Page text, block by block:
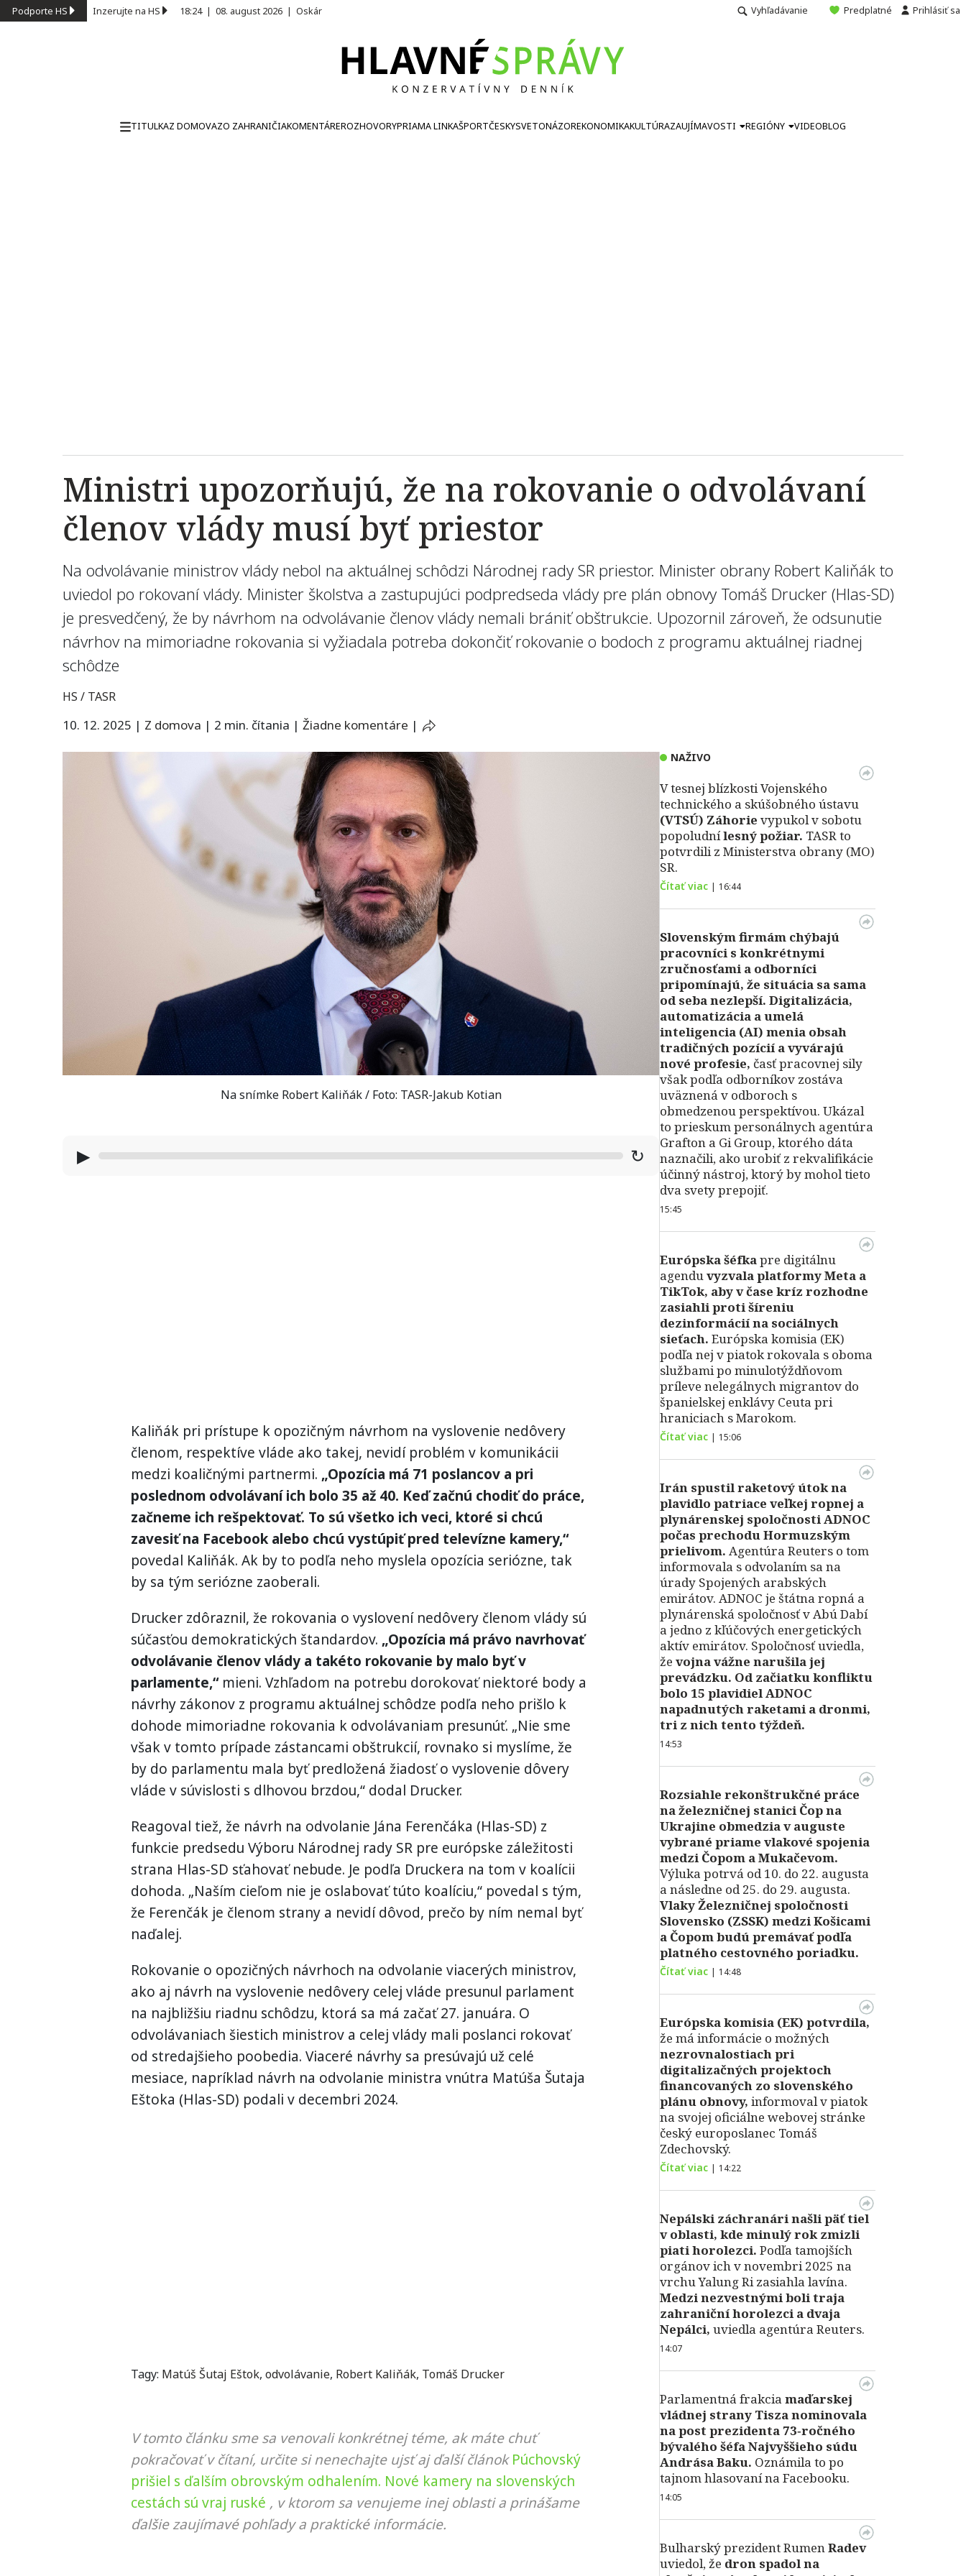
Podporte HS Inzerujte na HS 18:24| 08. august 2026 | Oskár Vyhľadávanie Predplatné Prihlásiť sa
TITULKAZ DOMOVAZO ZAHRANIČIAKOMENTÁREROZHOVORYPRIAMA LINKAŠPORTČESKYSVETONÁZOREKONOMIKAKULTÚRAZAUJÍMAVOSTI REGIÓNY VIDEOBLOG
Ministri upozorňujú, že na rokovanie o odvolávaní
členov vlády musí byť priestor
Na odvolávanie ministrov vlády nebol na aktuálnej schôdzi Národnej rady SR priestor. Minister obrany Robert Kaliňák to
uviedol po rokovaní vlády. Minister školstva a zastupujúci podpredseda vlády pre plán obnovy Tomáš Drucker (Hlas-SD)
je presvedčený, že by návrhom na odvolávanie členov vlády nemali brániť obštrukcie. Upozornil zároveň, že odsunutie
návrhov na mimoriadne rokovania si vyžiadala potreba dokončiť rokovanie o bodoch z programu aktuálnej riadnej
schôdze
HS / TASR
10. 12. 2025 | Z domova | 2 min. čítania | Žiadne komentáre |
Na snímke Robert Kaliňák / Foto: TASR-Jakub Kotian
▶ ↻
Kaliňák pri prístupe k opozičným návrhom na vyslovenie nedôvery
členom, respektíve vláde ako takej, nevidí problém v komunikácii
medzi koaličnými partnermi. „Opozícia má 71 poslancov a pri
poslednom odvolávaní ich bolo 35 až 40. Keď začnú chodiť do práce,
začneme ich rešpektovať. To sú všetko ich veci, ktoré si chcú
zavesiť na Facebook alebo chcú vystúpiť pred televízne kamery,“
povedal Kaliňák. Ak by to podľa neho myslela opozícia seriózne, tak
by sa tým seriózne zaoberali.
Drucker zdôraznil, že rokovania o vyslovení nedôvery členom vlády sú
súčasťou demokratických štandardov. „Opozícia má právo navrhovať
odvolávanie členov vlády a takéto rokovanie by malo byť v
parlamente,“mieni. Vzhľadom na potrebu dorokovať niektoré body a
návrhy zákonov z programu aktuálnej schôdze podľa neho prišlo k
dohode mimoriadne rokovania k odvolávaniam presunúť. „Nie sme
však v tomto prípade zástancami obštrukcií, rovnako si myslíme, že
by do parlamentu mala byť predložená žiadosť o vyslovenie dôvery
vláde v súvislosti s dlhovou brzdou,“ dodal Drucker.
Reagoval tiež, že návrh na odvolanie Jána Ferenčáka (Hlas-SD) z
funkcie predsedu Výboru Národnej rady SR pre európske záležitosti
strana Hlas-SD sťahovať nebude. Je podľa Druckera na tom v koalícii
dohoda. „Naším cieľom nie je oslabovať túto koalíciu,“ povedal s tým,
že Ferenčák je členom strany a nevidí dôvod, prečo by ním nemal byť
naďalej.
Rokovanie o opozičných návrhoch na odvolanie viacerých ministrov,
ako aj návrh na vyslovenie nedôvery celej vláde presunul parlament
na najbližšiu riadnu schôdzu, ktorá sa má začať 27. januára. O
odvolávaniach šiestich ministrov a celej vlády mali poslanci rokovať
od stredajšieho poobedia. Viaceré návrhy sa presúvajú už celé
mesiace, napríklad návrh na odvolanie ministra vnútra Matúša Šutaja
Eštoka (Hlas-SD) podali v decembri 2024.
Tagy: Matúš Šutaj Eštok, odvolávanie, Robert Kaliňák, Tomáš Drucker
V tomto článku sme sa venovali konkrétnej téme, ak máte chuť
pokračovať v čítaní, určite si nenechajte ujsť aj ďalší článok Púchovský
prišiel s ďalším obrovským odhalením. Nové kamery na slovenských
cestách sú vraj ruské , v ktorom sa venujeme inej oblasti a prinášame
ďalšie zaujímavé pohľady a praktické informácie.
NAŽIVO
V tesnej blízkosti Vojenského
technického a skúšobného ústavu
(VTSÚ) Záhorie vypukol v sobotu
popoludnílesný požiar. TASR to
potvrdili z Ministerstva obrany (MO)
SR.
Čítať viac | 16:44
Slovenským firmám chýbajú
pracovníci s konkrétnymi
zručnosťami a odborníci
pripomínajú, že situácia sa sama
od seba nezlepší. Digitalizácia,
automatizácia a umelá
inteligencia (AI) menia obsah
tradičných pozícií a vyvárajú
nové profesie, časť pracovnej sily
však podľa odborníkov zostáva
uväznená v odboroch s
obmedzenou perspektívou. Ukázal
to prieskum personálnych agentúra
Grafton a Gi Group, ktorého dáta
naznačili, ako urobiť z rekvalifikácie
účinný nástroj, ktorý by mohol tieto
dva svety prepojiť.
15:45
Európska šéfkapre digitálnu
agenduvyzvala platformy Meta a
TikTok, aby v čase kríz rozhodne
zasiahli proti šíreniu
dezinformácií na sociálnych
sieťach. Európska komisia (EK)
podľa nej v piatok rokovala s oboma
službami po minulotýždňovom
príleve nelegálnych migrantov do
španielskej enklávy Ceuta pri
hraniciach s Marokom.
Čítať viac | 15:06
Irán spustil raketový útok na
plavidlo patriace veľkej ropnej a
plynárenskej spoločnosti ADNOC
počas prechodu Hormuzským
prielivom. Agentúra Reuters o tom
informovala s odvolaním sa na
úrady Spojených arabských
emirátov. ADNOC je štátna ropná a
plynárenská spoločnosť v Abú Dabí
a jedno z kľúčových energetických
aktív emirátov. Spoločnosť uviedla,
že vojna vážne narušila jej
prevádzku. Od začiatku konfliktu
bolo 15 plavidiel ADNOC
napadnutých raketami a dronmi,
tri z nich tento týždeň.
14:53
Rozsiahle rekonštrukčné práce
na železničnej stanici Čop na
Ukrajine obmedzia v auguste
vybrané priame vlakové spojenia
medzi Čopom a Mukačevom.
Výluka potrvá od 10. do 22. augusta
a následne od 25. do 29. augusta.
Vlaky Železničnej spoločnosti
Slovensko (ZSSK) medzi Košicami
a Čopom budú premávať podľa
platného cestovného poriadku.
Čítať viac | 14:48
Európska komisia (EK) potvrdila,
že má informácie o možných
nezrovnalostiach pri
digitalizačných projektoch
financovaných zo slovenského
plánu obnovy, informoval v piatok
na svojej oficiálne webovej stránke
český europoslanec Tomáš
Zdechovský.
Čítať viac | 14:22
Nepálski záchranári našli päť tiel
v oblasti, kde minulý rok zmizli
piati horolezci. Podľa tamojších
orgánov ich v novembri 2025 na
vrchu Yalung Ri zasiahla lavína.
Medzi nezvestnými boli traja
zahraniční horolezci a dvaja
Nepálci, uviedla agentúra Reuters.
14:07
Parlamentná frakcia maďarskej
vládnej strany Tisza nominovala
na post prezidenta 73‑ročného
bývalého šéfa Najvyššieho súdu
Andrása Baku. Oznámila to po
tajnom hlasovaní na Facebooku.
14:05
Bulharský prezident RumenRadev
uviedol, že dron spadol na